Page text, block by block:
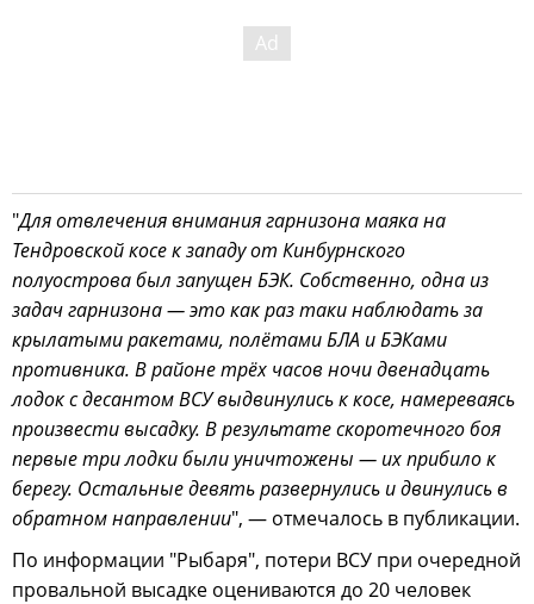
"Для отвлечения внимания гарнизона маяка на
Тендровской косе к западу от Кинбурнского
полуострова был запущен БЭК. Собственно, одна из
задач гарнизона — это как раз таки наблюдать за
крылатыми ракетами, полётами БЛА и БЭКами
противника. В районе трёх часов ночи двенадцать
лодок с десантом ВСУ выдвинулись к косе, намереваясь
произвести высадку. В результате скоротечного боя
первые три лодки были уничтожены — их прибило к
берегу. Остальные девять развернулись и двинулись в
обратном направлении", — отмечалось в публикации.
По информации "Рыбаря", потери ВСУ при очередной
провальной высадке оцениваются до 20 человек